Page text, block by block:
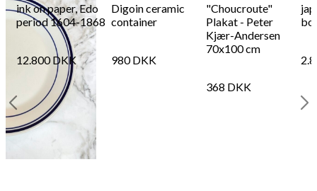
ink on paper, Edo
period 1604-1868
12.800DKK
Digoin ceramic
container
980DKK
"Choucroute"
Plakat - Peter
Kjær-Andersen
70x100 cm
368 DKK